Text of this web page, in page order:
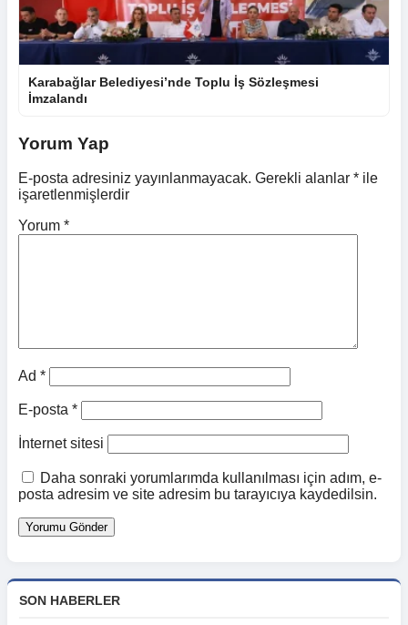
Karabağlar Belediyesi’nde Toplu İş Sözleşmesi
İmzalandı
Yorum Yap
E-posta adresiniz yayınlanmayacak. Gerekli alanlar * ile
işaretlenmişlerdir
Yorum *
Ad *
E-posta *
İnternet sitesi
Daha sonraki yorumlarımda kullanılması için adım, e-
posta adresim ve site adresim bu tarayıcıya kaydedilsin.
SON HABERLER